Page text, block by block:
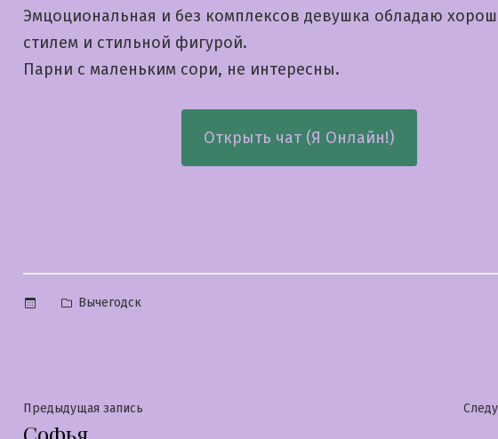
Эмцоциональная и без комплексов девушка обладаю
стилем и стильной фигурой.
Парни с маленьким сори, не интересны.
Открыть чат (Я Онлайн!)
Опубликовано
Вычегодск
Навигация
Предыдущая запись